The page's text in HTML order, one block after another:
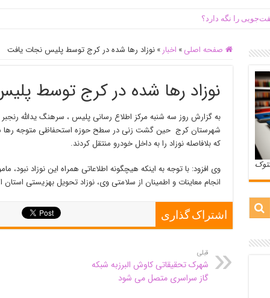
را نگه دارد؟
صفحه اصلی » اخبار » نوزاد رها شده در کرج توسط پلیس نجات یافت
نوزاد رها شده در کرج توسط
شهرستان کرج حین گشت زنی در سطح حوزه استحفاظی متوجه رها
که بلافاصله نوزاد را به داخل خودرو منتقل کردند.
وی افزود: با توجه به اینکه هیچگونه اطلاعاتی همراه این نوزاد نبود،
انجام معاینات و اطمینان از سلامتی وی، نوزاد تحویل بهزیستی استان
اشتراک گذاری
قبلی
شهرک تحقیقاتی کاوش البرزبه شبکه
گاز سراسری متصل می شود